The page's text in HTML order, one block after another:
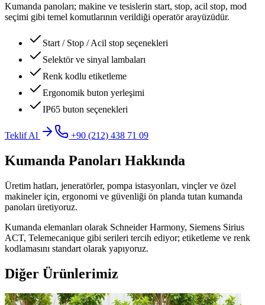
Kumanda panoları; makine ve tesislerin start, stop, acil stop, mod
seçimi gibi temel komutlarının verildiği operatör arayüzüdür.
Start / Stop / Acil stop seçenekleri
Selektör ve sinyal lambaları
Renk kodlu etiketleme
Ergonomik buton yerleşimi
IP65 buton seçenekleri
Teklif Al +90 (212) 438 71 09
Kumanda Panoları Hakkında
Üretim hatları, jeneratörler, pompa istasyonları, vinçler ve özel
makineler için, ergonomi ve güvenliği ön planda tutan kumanda
panoları üretiyoruz.
Kumanda elemanları olarak Schneider Harmony, Siemens Sirius
ACT, Telemecanique gibi serileri tercih ediyor; etiketleme ve renk
kodlamasını standart olarak yapıyoruz.
Diğer Ürünlerimiz